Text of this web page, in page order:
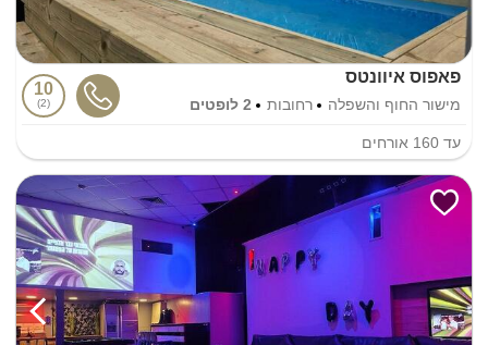
פאפוס איוונטס
מישור החוף והשפלה רחובות 2 לופטים
10
2
עד 160 אורחים